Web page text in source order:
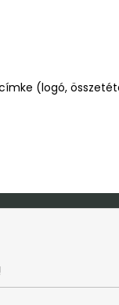
(logó,